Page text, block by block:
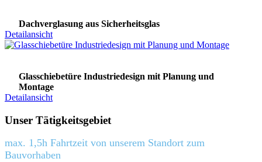
Dachverglasung aus Sicherheitsglas
Detailansicht
Glasschiebetüre Industriedesign mit Planung und
Montage
Detailansicht
Unser Tätigkeitsgebiet
max. 1,5h Fahrtzeit von unserem Standort zum
Bauvorhaben